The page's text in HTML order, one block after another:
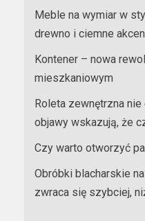
Meble na wymiar w
drewno i ciemne
Kontener – nowa
mieszkaniowym
Roleta zewnętrzna nie
objawy wskazują, że
Czy warto otworzyć
Obróbki blacharskie
zwraca się szybciej,